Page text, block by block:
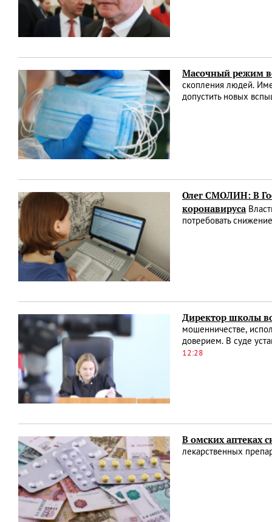
Масочный режим
скопления людей.
допустить новых
Олег СМОЛИН: В
коронавируса
потребовать
Директор школы
мошенничестве,
доверием. В суде
12:28
В омских аптеках
лекарственных